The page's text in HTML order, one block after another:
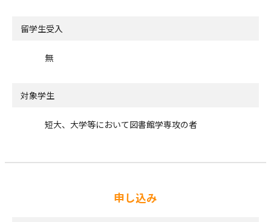
留学生受入
無
対象学生
短大、大学等において図書館学専攻の者
申し込み